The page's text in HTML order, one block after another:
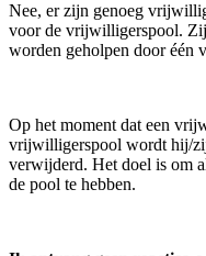
Nee, er zijn genoeg
voor de vrijwilligerspool.
worden geholpen door één
Op het moment dat een
vrijwilligerspool wordt hij/
verwijderd. Het doel is om
de pool te hebben.